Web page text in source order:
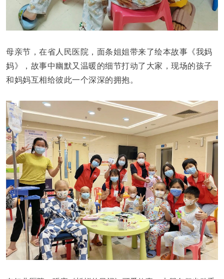
母亲节，在省人民医院，面条姐姐带来了绘本故事《我妈
妈》，故事中幽默又温暖的细节打动了大家，现场的孩子
和妈妈互相给彼此一个深深的拥抱。